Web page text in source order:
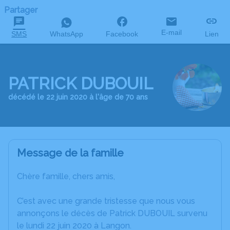
Partager
SMS WhatsApp Facebook E-mail Lien
PATRICK DUBOUIL
décédé le 22 juin 2020 à l'âge de 70 ans
Message de la famille
Chère famille, chers amis,
C’est avec une grande tristesse que nous vous
annonçons le décès de Patrick DUBOUIL survenu
le lundi 22 juin 2020 à Langon.